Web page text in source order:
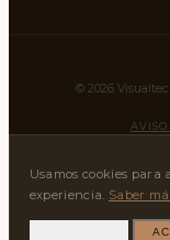
© 2026
Usamos cookies
experiencia. Saber